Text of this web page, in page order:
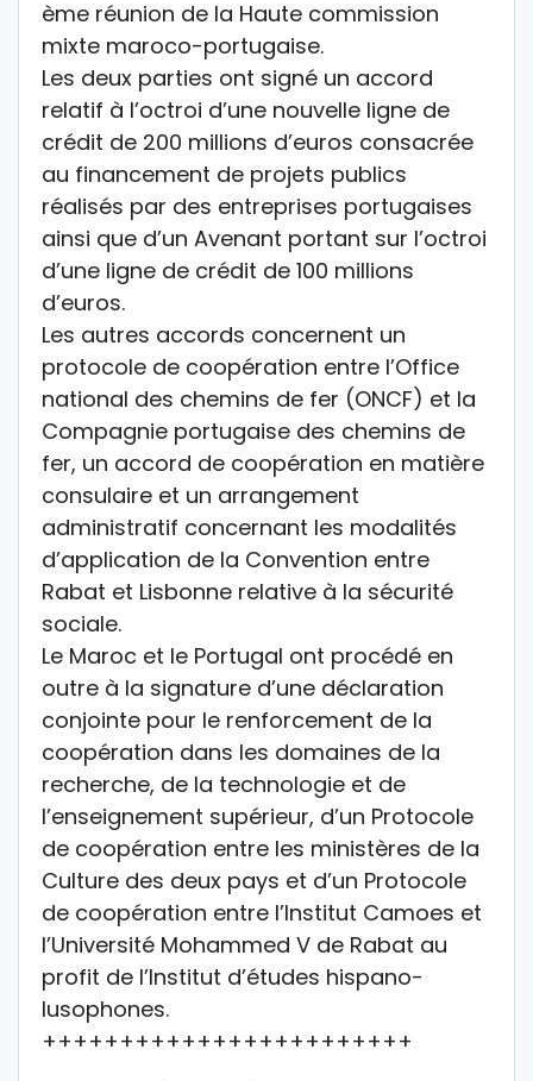
ème réunion de la Haute commission
mixte maroco-portugaise.
Les deux parties ont signé un accord
relatif à l’octroi d’une nouvelle ligne de
crédit de 200 millions d’euros consacrée
au financement de projets publics
réalisés par des entreprises portugaises
ainsi que d’un Avenant portant sur l’octroi
d’une ligne de crédit de 100 millions
d’euros.
Les autres accords concernent un
protocole de coopération entre l’Office
national des chemins de fer (ONCF) et la
Compagnie portugaise des chemins de
fer, un accord de coopération en matière
consulaire et un arrangement
administratif concernant les modalités
d’application de la Convention entre
Rabat et Lisbonne relative à la sécurité
sociale.
Le Maroc et le Portugal ont procédé en
outre à la signature d’une déclaration
conjointe pour le renforcement de la
coopération dans les domaines de la
recherche, de la technologie et de
l’enseignement supérieur, d’un Protocole
de coopération entre les ministères de la
Culture des deux pays et d’un Protocole
de coopération entre l’Institut Camoes et
l’Université Mohammed V de Rabat au
profit de l’Institut d’études hispano-
lusophones.
++++++++++++++++++++++++